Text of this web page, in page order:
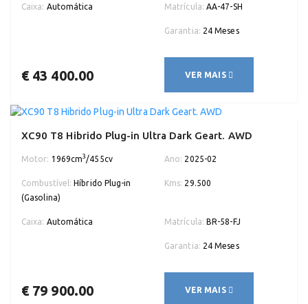
Caixa: Automática Matrícula: AA-47-SH
Garantia: 24 Meses
€ 43 400.00 VER MAIS
XC90 T8 Hibrido Plug-in Ultra Dark Geart. AWD
Motor: 1969cm3/455cv Ano: 2025-02
Combustível: Híbrido Plug-in
(Gasolina)
Kms: 29.500
Caixa: Automática Matrícula: BR-58-FJ
Garantia: 24 Meses
€ 79 900.00 VER MAIS